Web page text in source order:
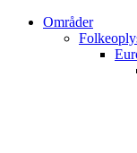
Områder